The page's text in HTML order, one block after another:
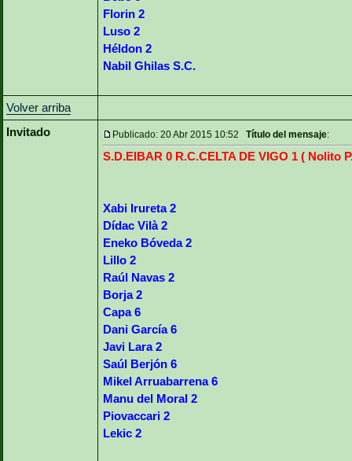
Florin 2
Luso 2
Héldon 2
Nabil Ghilas S.C.
Volver arriba
Invitado
Publicado: 20 Abr 2015 10:52 Título del mensaje:
S.D.EIBAR 0 R.C.CELTA DE VIGO 1 ( Nolito
Xabi Irureta 2
Dídac Vilà 2
Eneko Bóveda 2
Lillo 2
Raúl Navas 2
Borja 2
Capa 6
Dani García 6
Javi Lara 2
Saúl Berjón 6
Mikel Arruabarrena 6
Manu del Moral 2
Piovaccari 2
Lekic 2